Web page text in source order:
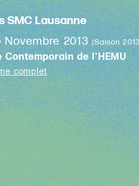
SMC Lausanne
Novembre 2013(Saison
Contemporain de l'HEMU
complet